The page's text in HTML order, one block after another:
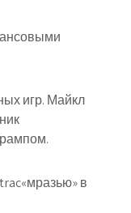
игр. Майкл
в